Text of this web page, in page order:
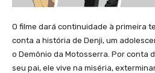
O filme dará continuidade à primeira
conta a história de Denji, um
o Demônio da Motosserra. Por conta
seu pai, ele vive na miséria,